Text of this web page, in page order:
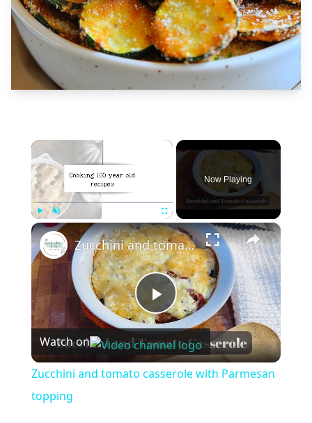
×
Play Unmute Fullscreen
Now Playing
×
Play
Video
Zucchini and tomato casserole with Parmesan topping
Watch on
Zucchini and tomato casserole with Parmesan
topping